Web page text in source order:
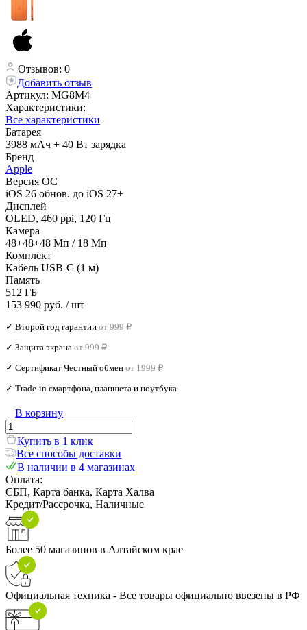
Отзывов: 0
Добавить отзыв
Артикул: MG8M4
Характеристики:
Все характеристики
Батарея
3988 мАч + 40 Вт зарядка
Бренд
Apple
Версия ОС
iOS 26 обнов. до iOS 27+
Дисплей
OLED, 460 ppi, 120 Гц
Камера
48+48+48 Мп / 18 Мп
Комплект
Кабель USB-C (1 м)
Память
512 ГБ
153 990 руб. / шт
✓ Второй год гарантии от 999 ₽
✓ Защита экрана от 999 ₽
✓ Сертификат Честный обмен от 1999 ₽
✓ Trade‑in смартфона, планшета и ноутбука
В корзину
Купить в 1 клик
Все способы доставки
В наличии в 4 магазинах
Оплата:
СБП, Карта банка, Карта Халва
Кредит/Рассрочка, Наличные
Более 50 магазинов в Алтайском крае
Официальная техника - Все товары официально ввезены в РФ